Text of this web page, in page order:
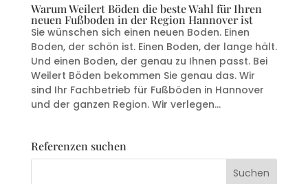
Warum Weilert Böden die beste Wahl für Ihren
neuen Fußboden in der Region Hannover ist
Sie wünschen sich einen neuen Boden. Einen
Boden, der schön ist. Einen Boden, der lange hält.
Und einen Boden, der genau zu Ihnen passt. Bei
Weilert Böden bekommen Sie genau das. Wir
sind Ihr Fachbetrieb für Fußböden in Hannover
und der ganzen Region. Wir verlegen...
Referenzen suchen